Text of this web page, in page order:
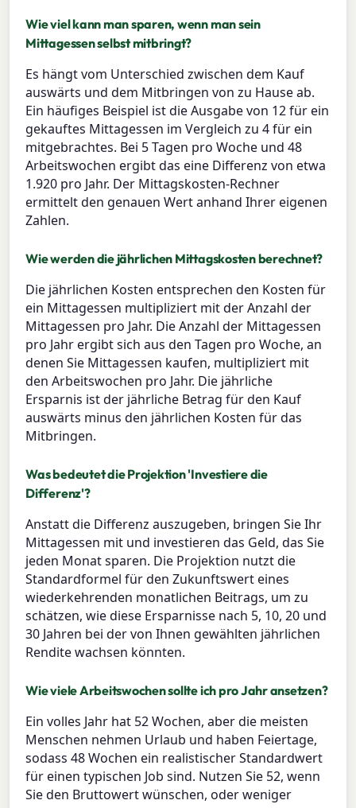
Wie viel kann man sparen, wenn man sein
Mittagessen selbst mitbringt?
Es hängt vom Unterschied zwischen dem Kauf
auswärts und dem Mitbringen von zu Hause ab.
Ein häufiges Beispiel ist die Ausgabe von 12 für ein
gekauftes Mittagessen im Vergleich zu 4 für ein
mitgebrachtes. Bei 5 Tagen pro Woche und 48
Arbeitswochen ergibt das eine Differenz von etwa
1.920 pro Jahr. Der Mittagskosten-Rechner
ermittelt den genauen Wert anhand Ihrer eigenen
Zahlen.
Wie werden die jährlichen Mittagskosten berechnet?
Die jährlichen Kosten entsprechen den Kosten für
ein Mittagessen multipliziert mit der Anzahl der
Mittagessen pro Jahr. Die Anzahl der Mittagessen
pro Jahr ergibt sich aus den Tagen pro Woche, an
denen Sie Mittagessen kaufen, multipliziert mit
den Arbeitswochen pro Jahr. Die jährliche
Ersparnis ist der jährliche Betrag für den Kauf
auswärts minus den jährlichen Kosten für das
Mitbringen.
Was bedeutet die Projektion 'Investiere die
Differenz'?
Anstatt die Differenz auszugeben, bringen Sie Ihr
Mittagessen mit und investieren das Geld, das Sie
jeden Monat sparen. Die Projektion nutzt die
Standardformel für den Zukunftswert eines
wiederkehrenden monatlichen Beitrags, um zu
schätzen, wie diese Ersparnisse nach 5, 10, 20 und
30 Jahren bei der von Ihnen gewählten jährlichen
Rendite wachsen könnten.
Wie viele Arbeitswochen sollte ich pro Jahr ansetzen?
Ein volles Jahr hat 52 Wochen, aber die meisten
Menschen nehmen Urlaub und haben Feiertage,
sodass 48 Wochen ein realistischer Standardwert
für einen typischen Job sind. Nutzen Sie 52, wenn
Sie den Bruttowert wünschen, oder weniger